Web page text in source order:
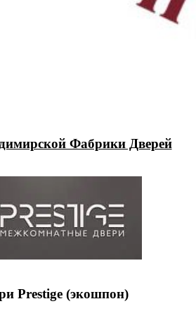
Фабрики Дверей
Prestige (экошпон)